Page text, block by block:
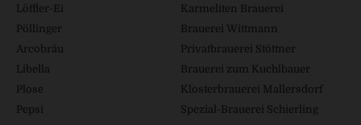
Löffler-Ei
Karmeliten Brauerei
Pöllinger
Brauerei Wittmann
Arcobräu
Privatbrauerei Stöttner
Libella
Brauerei zum Kuchlbauer
Plose
Klosterbrauerei Mallersdorf
Pepsi
Spezial-Brauerei Schierling